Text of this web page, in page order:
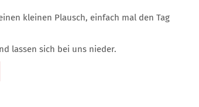
kleinen Plausch, einfach mal den Tag
lassen sich bei uns nieder.